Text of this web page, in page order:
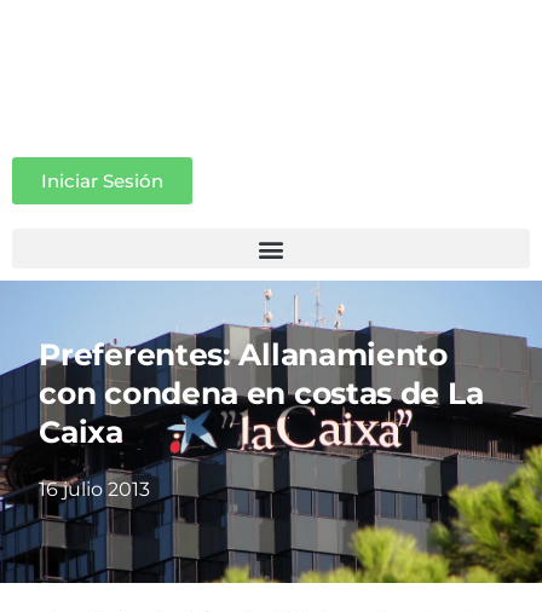
Iniciar Sesión
Preferentes: Allanamiento
con condena en costas de La
Caixa
16 julio 2013